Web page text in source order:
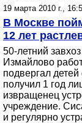
19 марта 2010 г.,
В Москве
12 лет
50-летний
Измайлово
подвергал
получил 1 год
извращенец
учреждение.
и регулярно